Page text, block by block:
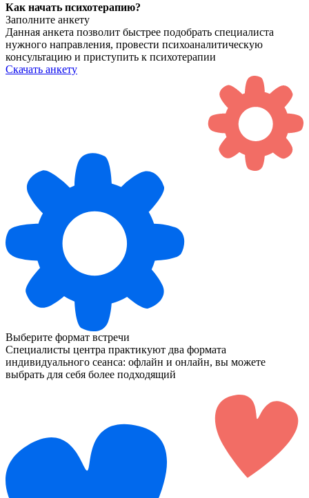
Как начать психотерапию?
Заполните анкету
Данная анкета позволит быстрее подобрать специалиста
нужного направления, провести психоаналитическую
консультацию и приступить к психотерапии
Скачать анкету
Выберите формат встречи
Специалисты центра практикуют два формата
индивидуального сеанса: офлайн и онлайн, вы можете
выбрать для себя более подходящий